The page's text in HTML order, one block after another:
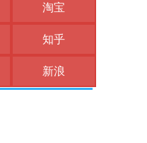
新浪
知乎
淘宝